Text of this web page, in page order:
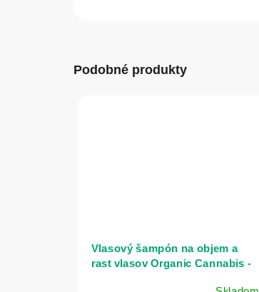
Podobné produkty
Vlasový šampón na objem a
rast vlasov Organic Cannabis -